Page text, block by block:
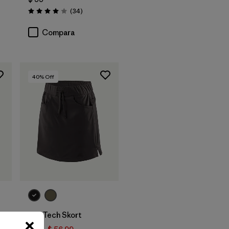
Valoración: 4.0 / 5
(34Comentarios
)
Compara
40% Off
W's Tech Skort